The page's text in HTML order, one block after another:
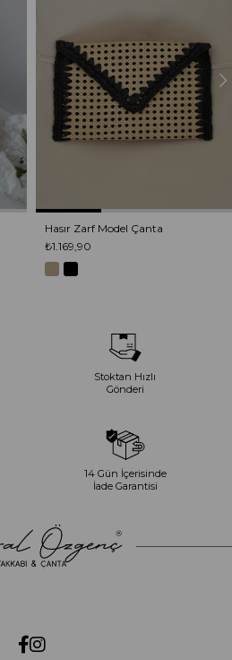
Hasır Zarf Model Çanta
₺1.169,90
Stoktan Hızlı
Gönderi
14 Gün İçerisinde
İade Garantisi